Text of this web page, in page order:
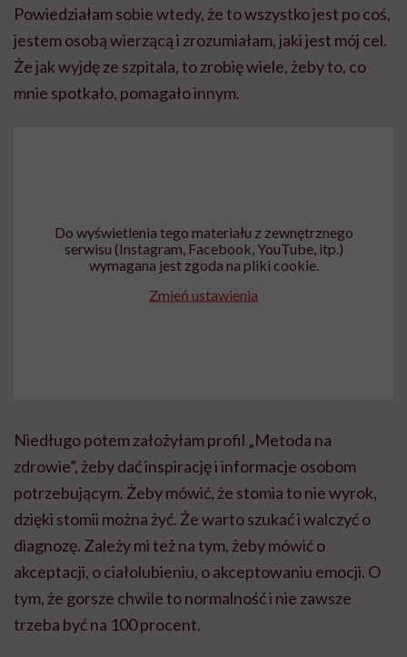
Powiedziałam sobie wtedy, że to wszystko jest po coś,
jestem osobą wierzącą i zrozumiałam, jaki jest mój cel.
Że jak wyjdę ze szpitala, to zrobię wiele, żeby to, co
mnie spotkało, pomagało innym.
Do wyświetlenia tego materiału z zewnętrznego
serwisu (Instagram, Facebook, YouTube, itp.)
wymagana jest zgoda na pliki cookie.
Zmień ustawienia
Niedługo potem założyłam profil „Metoda na
zdrowie”, żeby dać inspirację i informacje osobom
potrzebującym. Żeby mówić, że stomia to nie wyrok,
dzięki stomii można żyć. Że warto szukać i walczyć o
diagnozę. Zależy mi też na tym, żeby mówić o
akceptacji, o ciałolubieniu, o akceptowaniu emocji. O
tym, że gorsze chwile to normalność i nie zawsze
trzeba być na 100 procent.